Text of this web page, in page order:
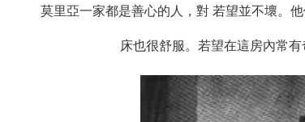
莫里亞一家都是善心的人，對 若望並不壞。
床也很舒服。若望在這房內常